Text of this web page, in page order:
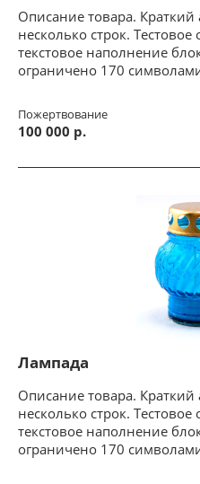
Описание товара. Краткий
несколько строк.
текстовое наполнение
ограничено 170
Пожертвование
100 000 р.
Лампада
Описание товара. Краткий
несколько строк.
текстовое наполнение
ограничено 170